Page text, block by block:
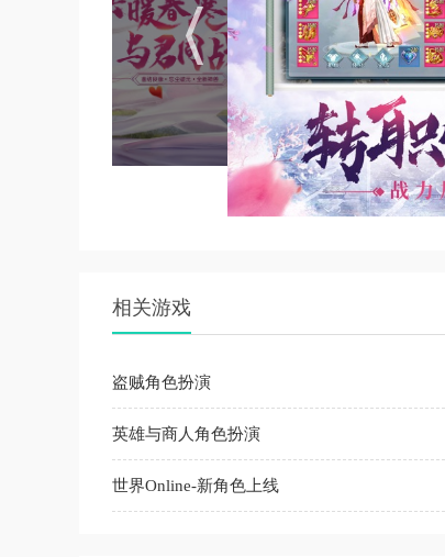
相关游戏
盗贼角色扮演
英雄与商人角色扮演
世界Online-新角色上线